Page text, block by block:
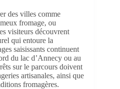
des villes comme
fromage, ou
visiteurs découvrent
qui entoure la
saisissants continuent
du lac d’Annecy ou au
sur le parcours doivent
artisanales, ainsi que
fromagères.